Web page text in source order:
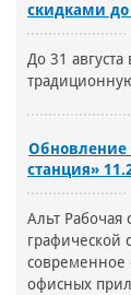
скидками до
До 31
Обновление
станция»
Альт Рабочая
графической
современное
офисных